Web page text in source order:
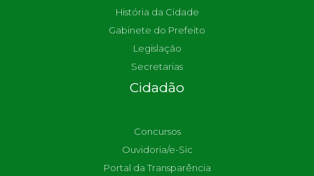
História da Cidade
Gabinete do Prefeito
Legislação
Secretarias
Cidadão
Concursos
Ouvidoria/e-Sic
Portal da Transparência